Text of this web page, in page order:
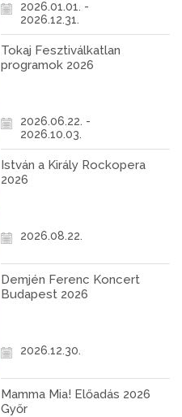
2026.01.01. -
2026.12.31.
Tokaj Fesztiválkatlan
programok 2026
2026.06.22. -
2026.10.03.
István a Király Rockopera
2026
2026.08.22.
Demjén Ferenc Koncert
Budapest 2026
2026.12.30.
Mamma Mia! Előadás 2026
Győr